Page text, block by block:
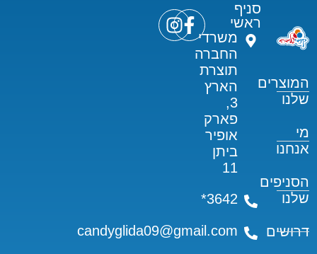
המוצרים
שלנו
מי
אנחנו
הסניפים
שלנו
דרושים
סניף
ראשי
משרדי
החברה
תוצרת
הארץ
3,
פארק
אופיר
ביתן
11
3642*
candyglida09@gmail.com